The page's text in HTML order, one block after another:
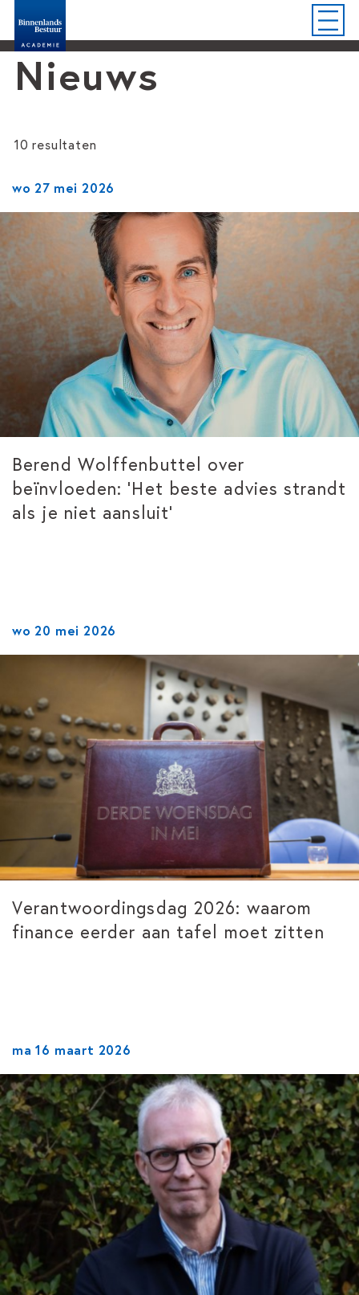
Nieuws
10 resultaten
wo 27 mei 2026
Berend Wolffenbuttel over
beïnvloeden: ‘Het beste advies strandt
als je niet aansluit’
wo 20 mei 2026
Verantwoordingsdag 2026: waarom
finance eerder aan tafel moet zitten
ma 16 maart 2026